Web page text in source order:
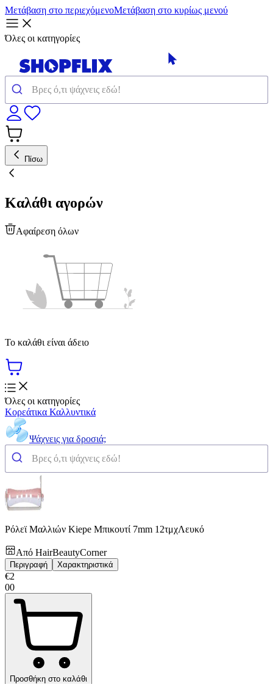
Μετάβαση στο περιεχόμενοΜετάβαση στο κυρίως μενού
Όλες οι κατηγορίες
Πίσω
Καλάθι αγορών
Αφαίρεση όλων
Το καλάθι είναι άδειο
Όλες οι κατηγορίες
Κορεάτικα Καλλυντικά
Ψάχνεις για δροσιά;
Ρόλεϊ Μαλλιών Kiepe Μπικουτί 7mm 12τμχΛευκό
Από HairBeautyCorner
Περιγραφή Χαρακτηριστικά
€2
00
Προσθήκη στο καλάθι